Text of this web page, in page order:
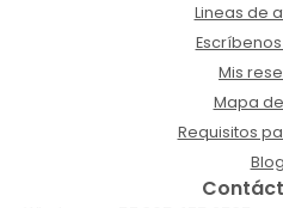
Lineas de
Escríbenos
Mis
Mapa
Requisitos
Blog